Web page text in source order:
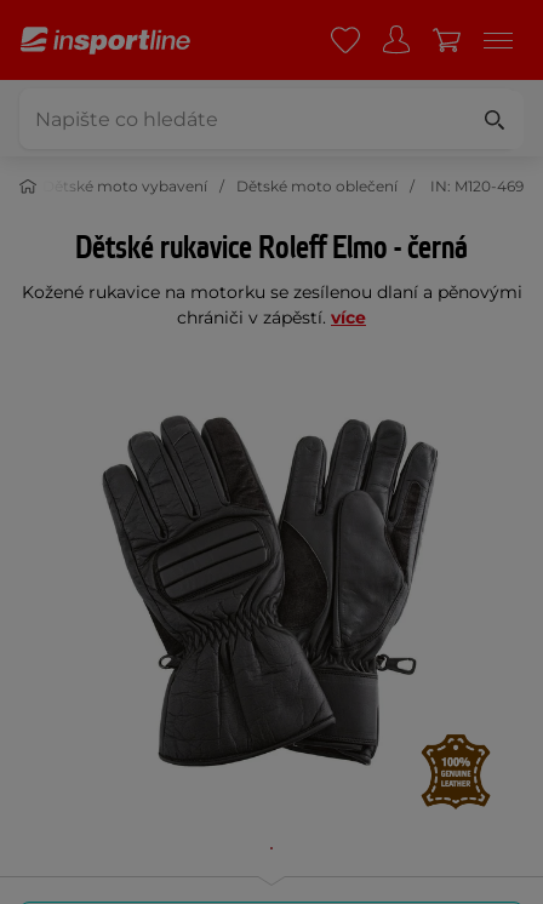
Dětské moto vybavení Dětské moto oblečení IN: M120-469
Dětské rukavice Roleff Elmo - černá
Kožené rukavice na motorku se zesílenou dlaní a pěnovými
chrániči v zápěstí. více